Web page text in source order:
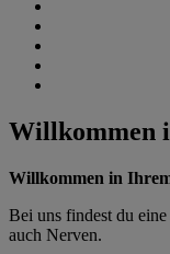
Willkommen
Willkommen in
Bei uns findest du
auch Nerven.